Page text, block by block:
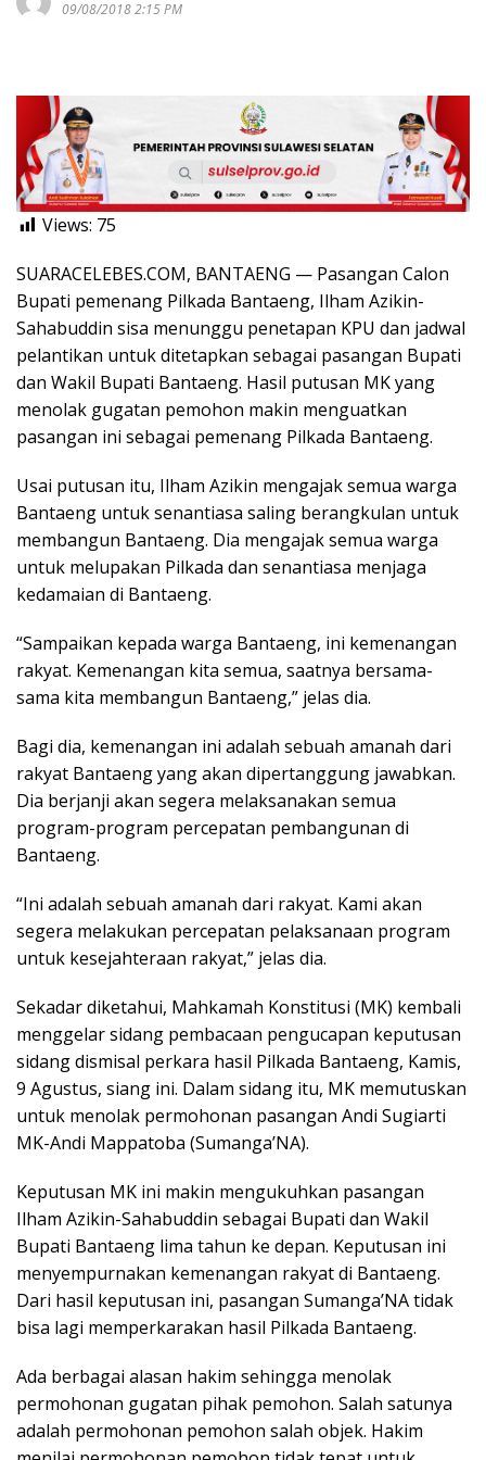
09/08/2018 2:15 PM
Views: 75
SUARACELEBES.COM, BANTAENG — Pasangan Calon
Bupati pemenang Pilkada Bantaeng, Ilham Azikin-
Sahabuddin sisa menunggu penetapan KPU dan jadwal
pelantikan untuk ditetapkan sebagai pasangan Bupati
dan Wakil Bupati Bantaeng. Hasil putusan MK yang
menolak gugatan pemohon makin menguatkan
pasangan ini sebagai pemenang Pilkada Bantaeng.
Usai putusan itu, Ilham Azikin mengajak semua warga
Bantaeng untuk senantiasa saling berangkulan untuk
membangun Bantaeng. Dia mengajak semua warga
untuk melupakan Pilkada dan senantiasa menjaga
kedamaian di Bantaeng.
“Sampaikan kepada warga Bantaeng, ini kemenangan
rakyat. Kemenangan kita semua, saatnya bersama-
sama kita membangun Bantaeng,” jelas dia.
Bagi dia, kemenangan ini adalah sebuah amanah dari
rakyat Bantaeng yang akan dipertanggung jawabkan.
Dia berjanji akan segera melaksanakan semua
program-program percepatan pembangunan di
Bantaeng.
“Ini adalah sebuah amanah dari rakyat. Kami akan
segera melakukan percepatan pelaksanaan program
untuk kesejahteraan rakyat,” jelas dia.
Sekadar diketahui, Mahkamah Konstitusi (MK) kembali
menggelar sidang pembacaan pengucapan keputusan
sidang dismisal perkara hasil Pilkada Bantaeng, Kamis,
9 Agustus, siang ini. Dalam sidang itu, MK memutuskan
untuk menolak permohonan pasangan Andi Sugiarti
MK-Andi Mappatoba (Sumanga’NA).
Keputusan MK ini makin mengukuhkan pasangan
Ilham Azikin-Sahabuddin sebagai Bupati dan Wakil
Bupati Bantaeng lima tahun ke depan. Keputusan ini
menyempurnakan kemenangan rakyat di Bantaeng.
Dari hasil keputusan ini, pasangan Sumanga’NA tidak
bisa lagi memperkarakan hasil Pilkada Bantaeng.
Ada berbagai alasan hakim sehingga menolak
permohonan gugatan pihak pemohon. Salah satunya
adalah permohonan pemohon salah objek. Hakim